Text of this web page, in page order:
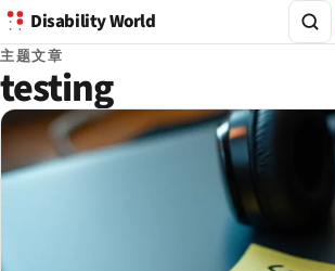
Disability World
主题文章
testing